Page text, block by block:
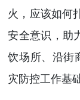
火，应该如何
安全意识，助
饮场所、沿街
灾防控工作基础